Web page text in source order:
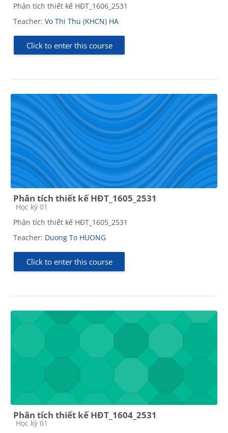
Phân tích thiết kế HĐT_1606_2531
Teacher: Vo Thi Thu (KHCN) HA
Click to enter this course
Phân tích thiết kế HĐT_1605_2531
Course category
Học kỳ 01
Phân tích thiết kế HĐT_1605_2531
Teacher: Duong To HUONG
Click to enter this course
Phân tích thiết kế HĐT_1604_2531
Course category
Học kỳ 01